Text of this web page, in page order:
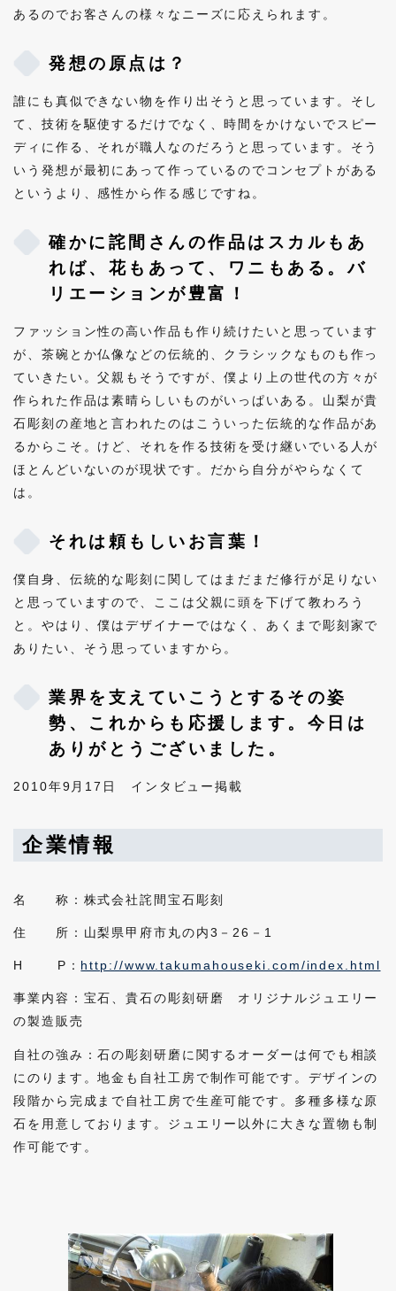
あるのでお客さんの様々なニーズに応えられます。
発想の原点は？
誰にも真似できない物を作り出そうと思っています。そし
て、技術を駆使するだけでなく、時間をかけないでスピー
ディに作る、それが職人なのだろうと思っています。そう
いう発想が最初にあって作っているのでコンセプトがある
というより、感性から作る感じですね。
確かに詫間さんの作品はスカルもあ
れば、花もあって、ワニもある。バ
リエーションが豊富！
ファッション性の高い作品も作り続けたいと思っています
が、茶碗とか仏像などの伝統的、クラシックなものも作っ
ていきたい。父親もそうですが、僕より上の世代の方々が
作られた作品は素晴らしいものがいっぱいある。山梨が貴
石彫刻の産地と言われたのはこういった伝統的な作品があ
るからこそ。けど、それを作る技術を受け継いでいる人が
ほとんどいないのが現状です。だから自分がやらなくて
は。
それは頼もしいお言葉！
僕自身、伝統的な彫刻に関してはまだまだ修行が足りない
と思っていますので、ここは父親に頭を下げて教わろう
と。やはり、僕はデザイナーではなく、あくまで彫刻家で
ありたい、そう思っていますから。
業界を支えていこうとするその姿
勢、これからも応援します。今日は
ありがとうございました。
2010年9月17日 インタビュー掲載
企業情報
名 称：株式会社詫間宝石彫刻
住 所：山梨県甲府市丸の内3－26－1
H P： http://www.takumahouseki.com/index.html
事業内容：宝石、貴石の彫刻研磨 オリジナルジュエリー
の製造販売
自社の強み：石の彫刻研磨に関するオーダーは何でも相談
にのります。地金も自社工房で制作可能です。デザインの
段階から完成まで自社工房で生産可能です。多種多様な原
石を用意しております。ジュエリー以外に大きな置物も制
作可能です。